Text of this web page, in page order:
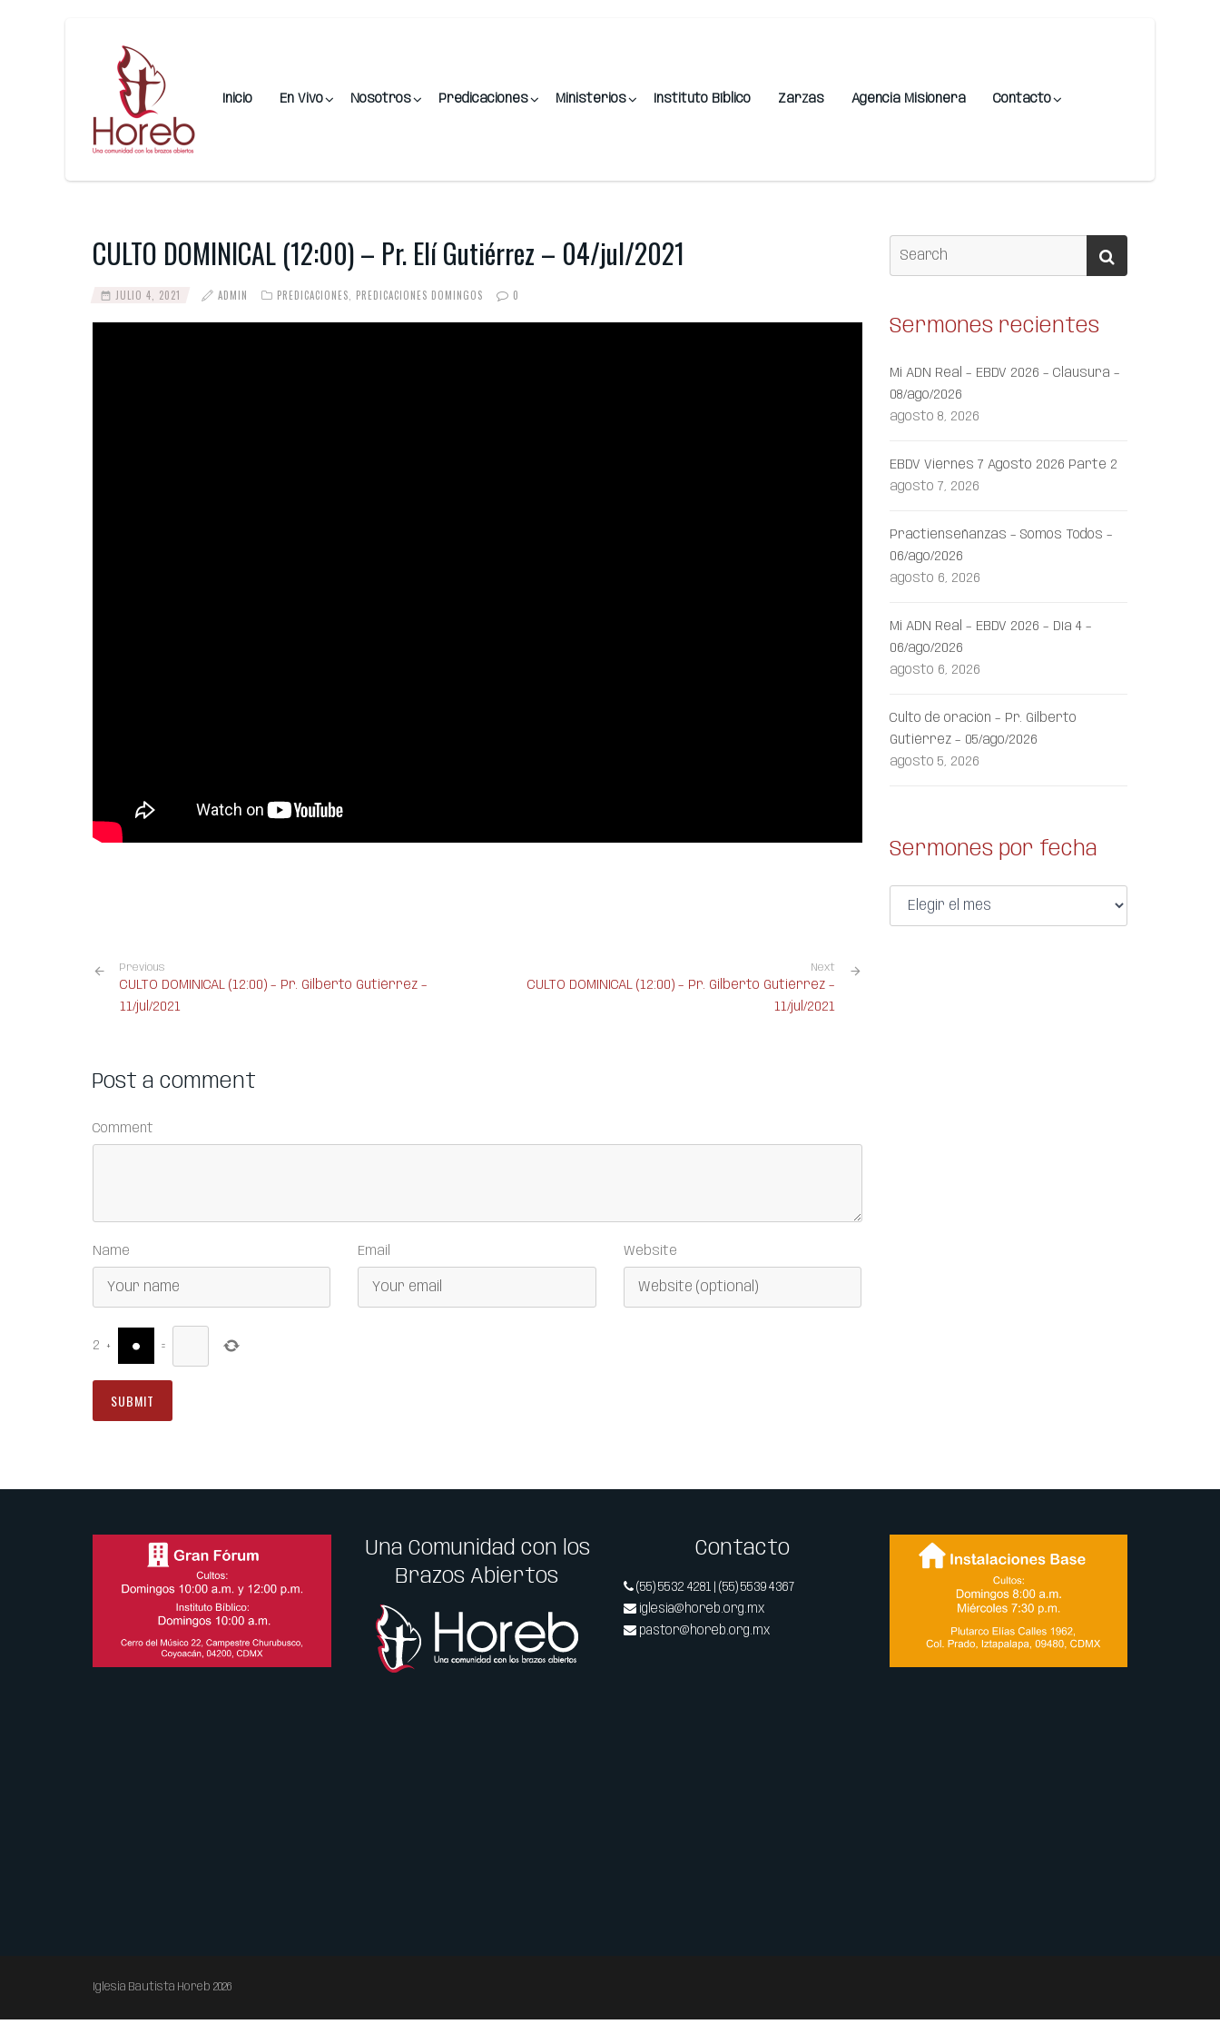
Inicio En Vivo Nosotros Predicaciones Ministerios Instituto Bíblico Zarzas Agencia Misionera Contacto
CULTO DOMINICAL (12:00) – Pr. Elí Gutiérrez – 04/jul/2021
JULIO 4, 2021 ADMIN PREDICACIONES PREDICACIONES DOMINGOS 0
Previous
CULTO DOMINICAL (12:00) – Pr. Gilberto Gutiérrez –
11/jul/2021
Next
CULTO DOMINICAL (12:00) – Pr. Gilberto Gutiérrez –
11/jul/2021
Post a comment
Comment
Name Email Website
2 + =
Sermones recientes
Mi ADN Real – EBDV 2026 – Clausura –
08/ago/2026
agosto 8, 2026
EBDV Viernes 7 Agosto 2026 Parte 2
agosto 7, 2026
Practienseñanzas – Somos Todos –
06/ago/2026
agosto 6, 2026
Mi ADN Real – EBDV 2026 – Día 4 –
06/ago/2026
agosto 6, 2026
Culto de oración – Pr. Gilberto
Gutiérrez – 05/ago/2026
agosto 5, 2026
Sermones por fecha
Una Comunidad con los
Brazos Abiertos
Contacto
(55) 5532 4281 | (55) 5539 4367
iglesia@horeb.org.mx
pastor@horeb.org.mx
Iglesia Bautista Horeb 2026